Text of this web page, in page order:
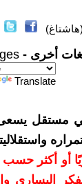
أخرى -
Translate
يسعى
دولارات سنويًا
اليساري